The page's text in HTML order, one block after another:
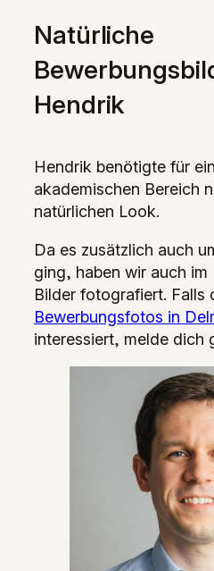
Natürliche
Hendrik
Hendrik benötigte für
akademischen Bereich
natürlichen Look.
Da es zusätzlich auch
ging, haben wir auch im
Bilder fotografiert. Falls
Bewerbungsfotos in
interessiert, melde dich